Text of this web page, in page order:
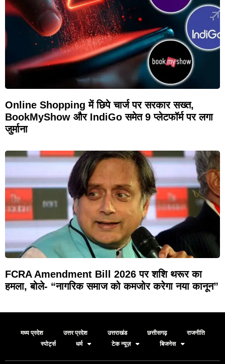
Online Shopping में छिपे चार्ज पर सरकार सख्त,
BookMyShow और IndiGo समेत 9 प्लेटफॉर्म पर लगा
जुर्माना
FCRA Amendment Bill 2026 पर शशि थरूर का
हमला, बोले- “नागरिक समाज को कमजोर करेगा नया कानून”
मध्य प्रदेश उत्तर प्रदेश उत्तराखंड छत्तीसगढ़
राजनीति
स्पोर्ट्स
धर्म टेक न्यूज़ बिजनेस